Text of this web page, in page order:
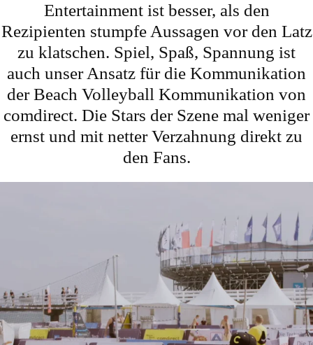
Entertainment ist besser, als den
Rezipienten stumpfe Aussagen vor den Latz
zu klatschen. Spiel, Spaß, Spannung ist
auch unser Ansatz für die Kommunikation
der Beach Volleyball Kommunikation von
comdirect. Die Stars der Szene mal weniger
ernst und mit netter Verzahnung direkt zu
den Fans.